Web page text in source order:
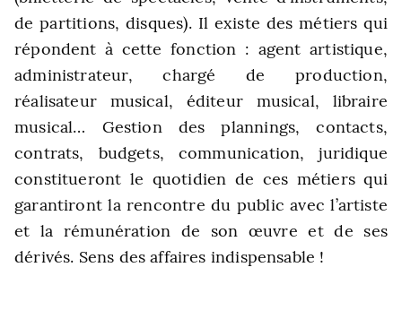
de partitions, disques). Il existe des métiers qui
répondent à cette fonction : agent artistique,
administrateur, chargé de production,
réalisateur musical, éditeur musical, libraire
musical… Gestion des plannings, contacts,
contrats, budgets, communication, juridique
constitueront le quotidien de ces métiers qui
garantiront la rencontre du public avec l’artiste
et la rémunération de son œuvre et de ses
dérivés. Sens des affaires indispensable !